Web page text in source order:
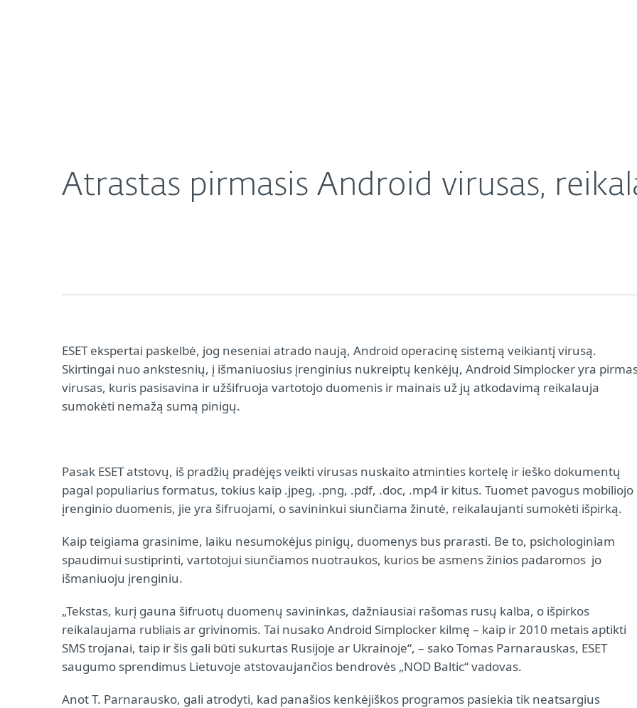
Atrastas pirmasis Android virusas,
ESET ekspertai paskelbė, jog neseniai atrado naują, Android operacinę sistemą veikiantį virusą.
Skirtingai nuo ankstesnių, į išmaniuosius įrenginius nukreiptų kenkėjų, Android Simplocker yra
virusas, kuris pasisavina ir užšifruoja vartotojo duomenis ir mainais už jų atkodavimą reikalauja
sumokėti nemažą sumą pinigų.
Pasak ESET atstovų, iš pradžių pradėjęs veikti virusas nuskaito atminties kortelę ir ieško dokumentų
pagal populiarius formatus, tokius kaip .jpeg, .png, .pdf, .doc, .mp4 ir kitus. Tuomet pavogus mobiliojo
įrenginio duomenis, jie yra šifruojami, o savininkui siunčiama žinutė, reikalaujanti sumokėti išpirką.
Kaip teigiama grasinime, laiku nesumokėjus pinigų, duomenys bus prarasti. Be to, psichologiniam
spaudimui sustiprinti, vartotojui siunčiamos nuotraukos, kurios be asmens žinios padaromos jo
išmaniuoju įrenginiu.
„Tekstas, kurį gauna šifruotų duomenų savininkas, dažniausiai rašomas rusų kalba, o išpirkos
reikalaujama rubliais ar grivinomis. Tai nusako Android Simplocker kilmę – kaip ir 2010 metais aptikti
SMS trojanai, taip ir šis gali būti sukurtas Rusijoje ar Ukrainoje“, – sako Tomas Parnarauskas, ESET
saugumo sprendimus Lietuvoje atstovaujančios bendrovės „NOD Baltic“ vadovas.
Anot T. Parnarausko, gali atrodyti, kad panašios kenkėjiškos programos pasiekia tik neatsargius